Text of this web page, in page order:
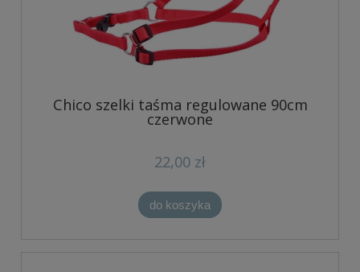
Chico szelki taśma regulowane 90cm
czerwone
22,00 zł
do koszyka